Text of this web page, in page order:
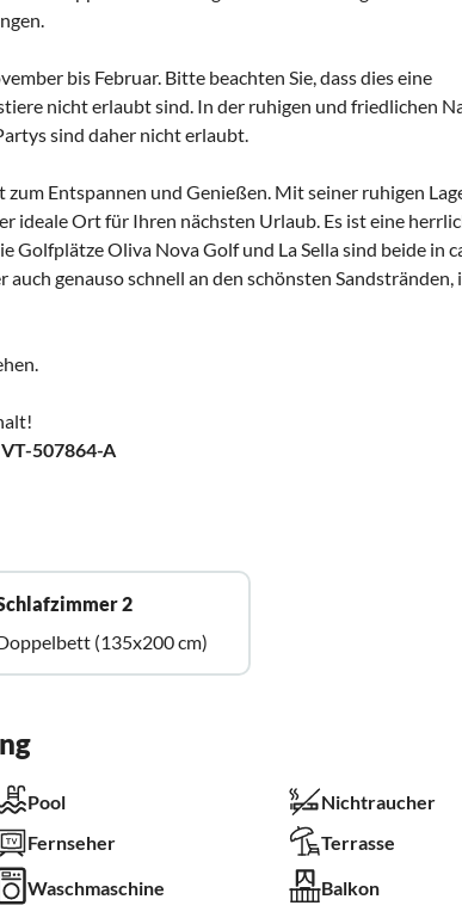
bis Februar. Bitte beachten Sie, dass dies eine
nicht erlaubt sind. In der ruhigen und friedlichen
sind daher nicht erlaubt.
Entspannen und Genießen. Mit seiner ruhigen
ideale Ort für Ihren nächsten Urlaub. Es ist eine
Golfplätze Oliva Nova Golf und La Sella sind beide in
genauso schnell an den schönsten Sandstränden,
VT-507864-A
2
(135x200 cm)
Pool
Nichtraucher
Fernseher
Terrasse
Waschmaschine Balkon